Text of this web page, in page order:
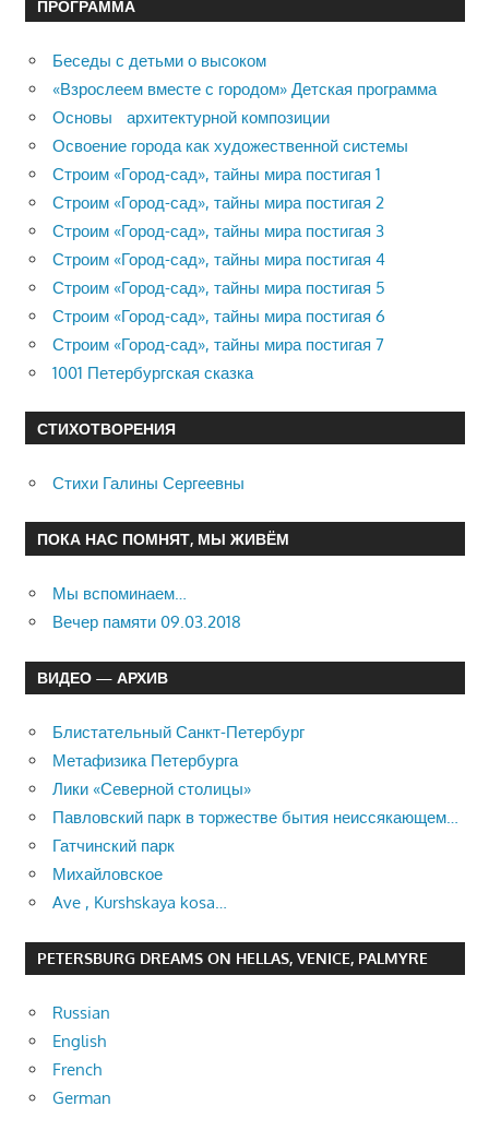
ПРОГРАММА
Беседы с детьми о высоком
«Взрослеем вместе с городом» Детская программа
Основы архитектурной композиции
Освоение города как художественной системы
Строим «Город-сад», тайны мира постигая 1
Строим «Город-сад», тайны мира постигая 2
Строим «Город-сад», тайны мира постигая 3
Строим «Город-сад», тайны мира постигая 4
Строим «Город-сад», тайны мира постигая 5
Строим «Город-сад», тайны мира постигая 6
Строим «Город-сад», тайны мира постигая 7
1001 Петербургская сказка
СТИХОТВОРЕНИЯ
Стихи Галины Сергеевны
ПОКА НАС ПОМНЯТ, МЫ ЖИВЁМ
Мы вспоминаем…
Вечер памяти 09.03.2018
ВИДЕО — АРХИВ
Блистательный Санкт-Петербург
Метафизика Петербурга
Лики «Северной столицы»
Павловский парк в торжестве бытия неиссякающем…
Гатчинский парк
Михайловское
Ave , Kurshskaya kosa…
PETERSBURG DREAMS ON HELLAS, VENICE, PALMYRE
Russian
English
French
German